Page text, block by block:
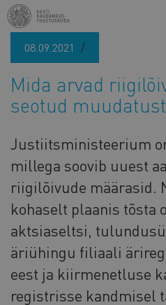
Liigu
edasi
põhisisu08.09.2021
Mida arvad
seotud
Justiitsministeerium
millega soovib uuest
riigilõivude määrasid.
kohaselt plaanis tõsta
aktsiaseltsi,
äriühingu filiaali
eest ja kiirmenetluse
registrisse kandmisel